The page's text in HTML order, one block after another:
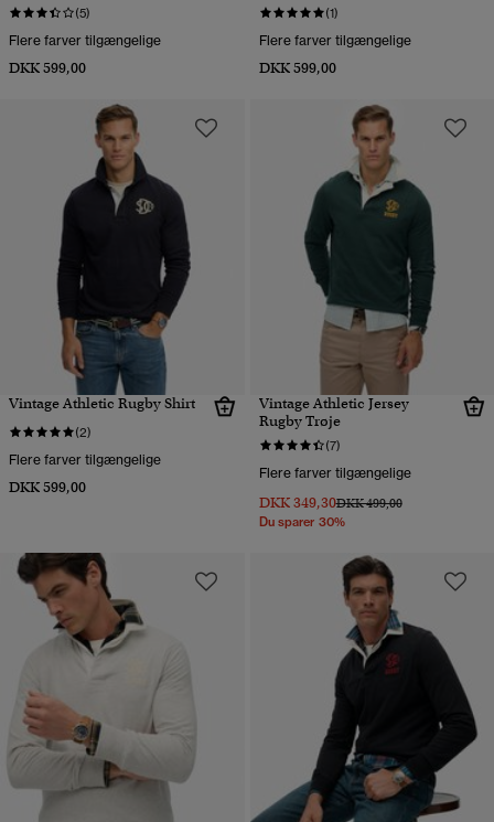
(5)
Flere farver tilgængelige
DKK 599,00
(1)
Flere farver tilgængelige
DKK 599,00
Vintage Athletic Rugby Shirt
(2)
Flere farver tilgængelige
DKK 599,00
Vintage Athletic Jersey
Rugby Trøje
(7)
Flere farver tilgængelige
DKK 349,30Pris nedsat fra
DKK 499,00til
Du sparer 30%